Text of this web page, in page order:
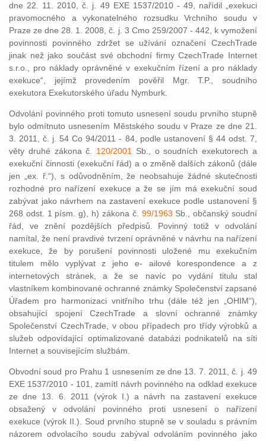
dne 22. 11. 2010, č. j. 49 EXE 1537/2010 - 49, nařídil „exekuci
pravomocného a vykonatelného rozsudku Vrchního soudu v
Praze ze dne 28. 1. 2008, č. j. 3 Cmo 259/2007 - 442, k vymožení
povinnosti povinného zdržet se užívání označení CzechTrade
jinak než jako součást své obchodní firmy CzechTrade Internet
s.r.o., pro náklady oprávněné v exekučním řízení a pro náklady
exekuce“, jejímž provedením pověřil Mgr. T.P., soudního
exekutora Exekutorského úřadu Nymburk.
Odvolání povinného proti tomuto usnesení soudu prvního stupně
bylo odmítnuto usnesením Městského soudu v Praze ze dne 21.
3. 2011, č. j. 54 Co 94/2011 - 84, podle ustanovení § 44 odst. 7,
věty druhé zákona č. 120/2001
Sb., o soudních exekutorech a
exekuční činnosti (exekuční řád) a o změně dalších zákonů (dále
jen „ex. ř.“), s odůvodněním, že neobsahuje žádné skutečnosti
rozhodné pro nařízení exekuce a že se jím má exekuční soud
zabývat jako návrhem na zastavení exekuce podle ustanovení §
268 odst. 1 písm. g), h) zákona č. 99/1963 Sb., občanský soudní
řád, ve znění pozdějších předpisů. Povinný totiž v odvolání
namítal, že není pravdivé tvrzení oprávněné v návrhu na nařízení
exekuce, že by porušení povinnosti uložené mu exekučním
titulem mělo vyplývat z jeho e- ailové korespondence a z
internetových stránek, a že se navíc po vydání titulu stal
vlastníkem kombinované ochranné známky Společenství zapsané
Úřadem pro harmonizaci vnitřního trhu (dále též jen „OHIM“),
obsahující spojení CzechTrade a slovní ochranné známky
Společenství CzechTrade, v obou případech pro třídy výrobků a
služeb odpovídající optimalizované databázi podnikatelů na síti
Internet a souvisejícím službám.
Obvodní soud pro Prahu 1 usnesením ze dne 13. 7. 2011, č. j. 49
EXE 1537/2010 - 101, zamítl návrh povinného na odklad exekuce
ze dne 13. 6. 2011 (výrok I.) a návrh na zastavení exekuce
obsažený v odvolání povinného proti usnesení o nařízení
exekuce (výrok II.). Soud prvního stupně se v souladu s právním
názorem odvolacího soudu zabýval odvoláním povinného jako